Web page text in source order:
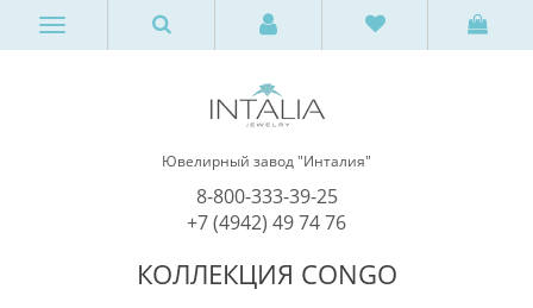
Ювелирный завод "Инталия"
8-800-333-39-25
+7 (4942) 49 74 76
КОЛЛЕКЦИЯ CONGO